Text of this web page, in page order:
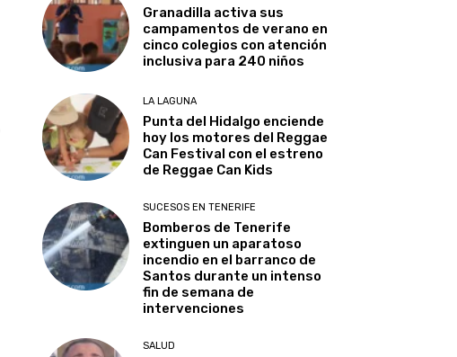
Granadilla activa sus
campamentos de verano en
cinco colegios con atención
inclusiva para 240 niños
LA LAGUNA
Punta del Hidalgo enciende
hoy los motores del Reggae
Can Festival con el estreno
de Reggae Can Kids
SUCESOS EN TENERIFE
Bomberos de Tenerife
extinguen un aparatoso
incendio en el barranco de
Santos durante un intenso
fin de semana de
intervenciones
SALUD